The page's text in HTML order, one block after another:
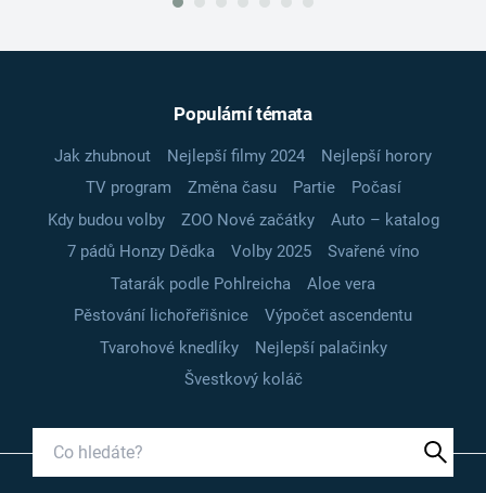
Populární témata
Jak zhubnout Nejlepší filmy 2024
Nejlepší horory
TV program
Změna času Partie
Počasí
Kdy budou volby
ZOO Nové začátky
Auto – katalog
7 pádů Honzy Dědka
Volby 2025
Svařené víno
Tatarák podle Pohlreicha
Aloe vera
Pěstování lichořeřišnice
Výpočet ascendentu
Tvarohové knedlíky
Nejlepší palačinky
Švestkový koláč